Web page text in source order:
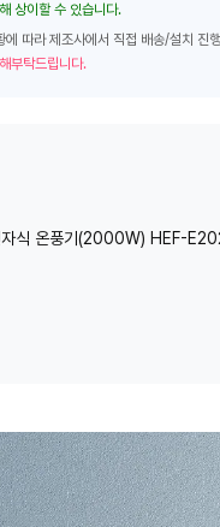
상이할 수 있습니다.
따라 제조사에서 직접 배송/설치 진
부탁드립니다.
식 온풍기(2000W) HEF-